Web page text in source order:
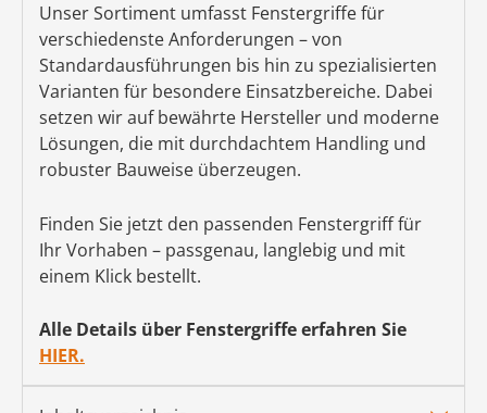
Unser Sortiment umfasst Fenstergriffe für
verschiedenste Anforderungen – von
Standardausführungen bis hin zu spezialisierten
Varianten für besondere Einsatzbereiche. Dabei
setzen wir auf bewährte Hersteller und moderne
Lösungen, die mit durchdachtem Handling und
robuster Bauweise überzeugen.
Finden Sie jetzt den passenden Fenstergriff für
Ihr Vorhaben – passgenau, langlebig und mit
einem Klick bestellt.
Alle Details über Fenstergriffe erfahren Sie
HIER.